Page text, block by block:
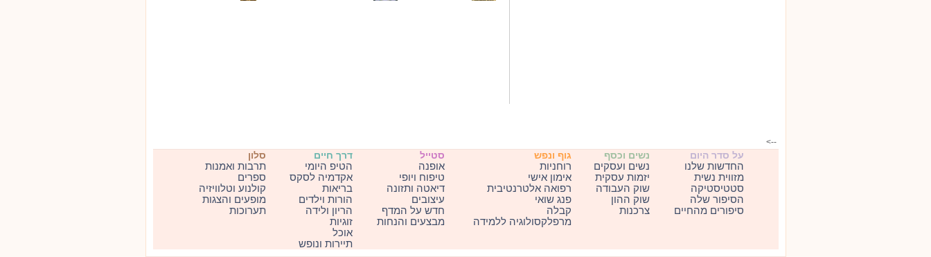
-->
על סדר היום
החדשות שלנו
מזווית נשית
סטטיסטיקה
הסיפור שלה
סיפורים מהחיים
נשים וכסף
נשים ועסקים
יזמות עסקית
שוק העבודה
שוק ההון
צרכנות
גוף ונפש
רוחניות
אימון אישי
רפואה אלטרנטיבית
פנג שואי
קבלה
מרפלקסולוגיה ללמידה
סטייל
אופנה
טיפוח ויופי
דיאטה ותזונה
עיצובים
חדש על המדף
מבצעים והנחות
דרך חיים
הטיפ היומי
אקדמיה לסקס
בריאות
הורות וילדים
הריון ולידה
זוגיות
אוכל
תיירות ונופש
סלון
תרבות ואמנות
ספרים
קולנוע וטלוויזיה
מופעים והצגות
תערוכות